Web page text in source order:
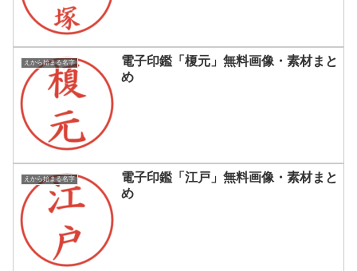
えから始まる名字
電子印鑑「榎元」無料画像・素材まと
め
えから始まる名字
電子印鑑「江戸」無料画像・素材まと
め